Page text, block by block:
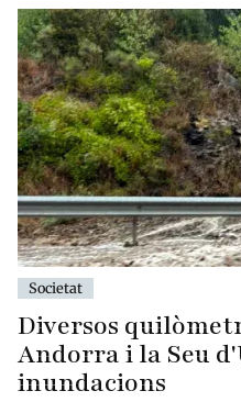
Societat
Diversos
Andorra i la Seu
inundacions